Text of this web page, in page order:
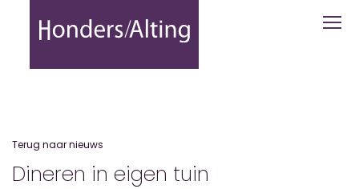
Dineren in eigen tuin - Honders Alting
Terug naar nieuws
Dineren in eigen tuin